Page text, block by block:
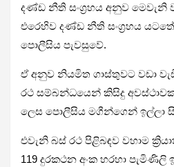
දණ්ඩ නීති සංග්‍රහය අනුව
එරෙහිව දණ්ඩ නීති සංග්‍රහය
පොලීසිය පැවසුවේ.
ඒ අනුව නියමිත ගාස්තුවට වඩා
රථ සම්බන්ධයෙන් කිසිදු
ලෙස පොලීසිය මගීන්ගෙන් ඉල්ලා
එවැනි බස් රථ පිළිබඳව වහාම
119 දුරකථන අංක හරහා පැමිණිලි